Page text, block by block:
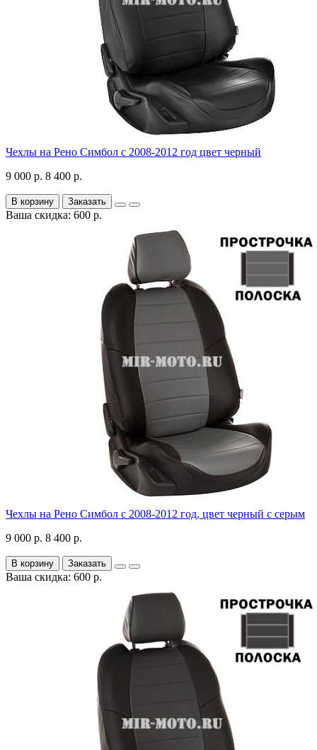
Чехлы на Рено Симбол с 2008-2012 год цвет черный
9 000 р. 8 400 р.
В корзину Заказать
Ваша скидка: 600 р.
Чехлы на Рено Симбол с 2008-2012 год, цвет черный с серым
9 000 р. 8 400 р.
В корзину Заказать
Ваша скидка: 600 р.